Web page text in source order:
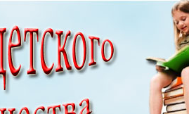
Детский